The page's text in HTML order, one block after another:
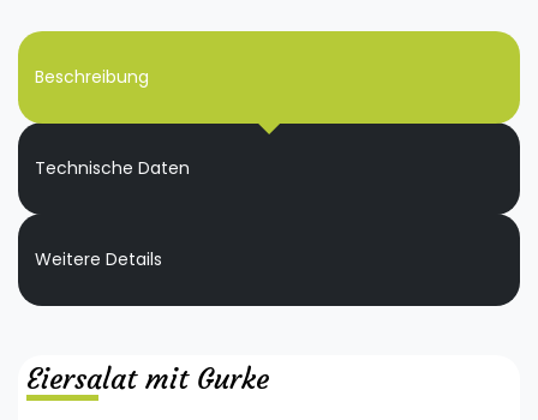
Beschreibung
Technische Daten
Weitere Details
Eiersalat mit Gurke